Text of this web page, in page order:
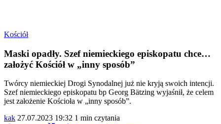
Kościół
Maski opadły. Szef niemieckiego episkopatu chce…
założyć Kościół w „inny sposób”
Twórcy niemieckiej Drogi Synodalnej już nie kryją swoich intencji.
Szef niemieckiego episkopatu bp Georg Bätzing wyjaśnił, że celem
jest założenie Kościoła w „inny sposób”.
kak 27.07.2023 19:32 1 min czytania